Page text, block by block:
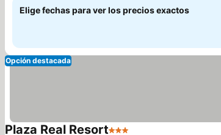
Elige fechas para ver los precios exactos
Opción destacada
Plaza Real Resort